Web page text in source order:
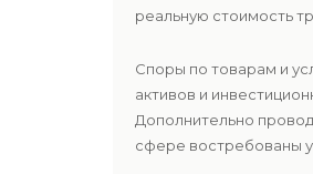
реальную стоимость
Споры по товарам и
активов и
Дополнительно
сфере востребованы